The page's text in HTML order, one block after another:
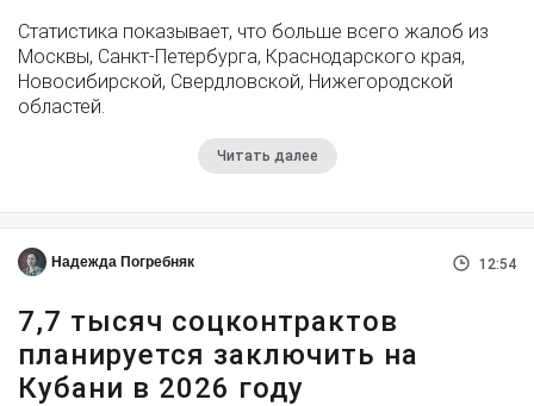
Статистика показывает, что больше всего жалоб из
Москвы, Санкт-Петербурга, Краснодарского края,
Новосибирской, Свердловской, Нижегородской
областей.
Читать далее
Надежда Погребняк 12:54
7,7 тысяч соцконтрактов
планируется заключить на
Кубани в 2026 году